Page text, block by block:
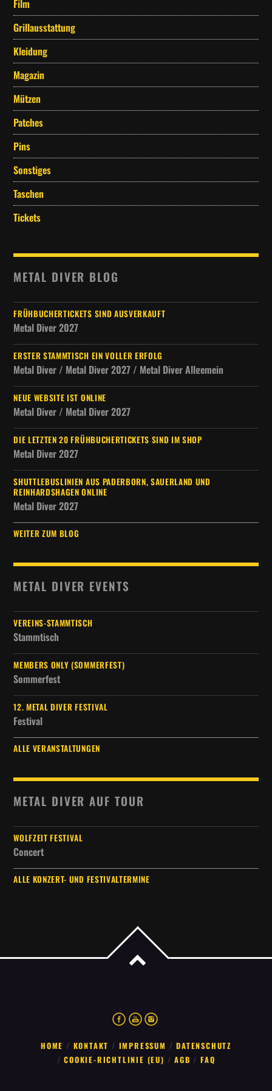
werden
Film
Grillausstattung
Kleidung
Magazin
Mützen
Patches
Pins
Sonstiges
Taschen
Tickets
METAL DIVER BLOG
FRÜHBUCHERTICKETS SIND AUSVERKAUFT
Metal Diver 2027
ERSTER STAMMTISCH EIN VOLLER ERFOLG
Metal Diver / Metal Diver 2027 / Metal Diver Allgemein
NEUE WEBSITE IST ONLINE
Metal Diver / Metal Diver 2027
DIE LETZTEN 20 FRÜHBUCHERTICKETS SIND IM SHOP
Metal Diver 2027
SHUTTLEBUSLINIEN AUS PADERBORN, SAUERLAND UND
REINHARDSHAGEN ONLINE
Metal Diver 2027
WEITER ZUM BLOG
METAL DIVER EVENTS
VEREINS-STAMMTISCH
Stammtisch
MEMBERS ONLY (SOMMERFEST)
Sommerfest
12. METAL DIVER FESTIVAL
Festival
ALLE VERANSTALTUNGEN
METAL DIVER AUF TOUR
WOLFZEIT FESTIVAL
Concert
ALLE KONZERT- UND FESTIVALTERMINE
HOME KONTAKT IMPRESSUM
DATENSCHUTZ
COOKIE-RICHTLINIE (EU)
AGB FAQ